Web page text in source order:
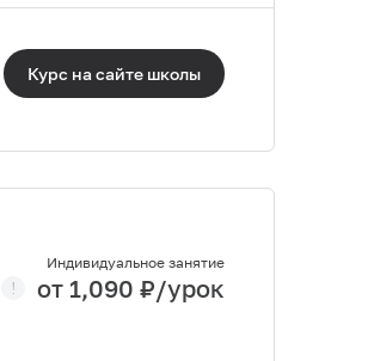
Курс на сайте школы
Индивидуальное занятие
от 1,090 ₽/урок